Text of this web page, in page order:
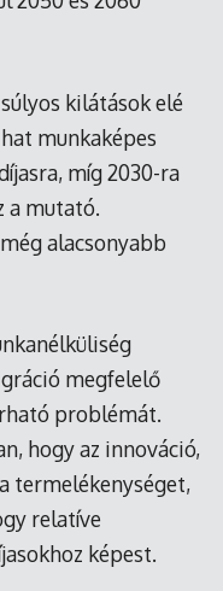
kilátások elé
munkaképes
míg 2030-ra
a mutató.
alacsonyabb
megfelelő
problémát.
hogy az innováció,
termelékenységet,
relatíve
képest.